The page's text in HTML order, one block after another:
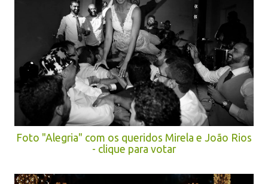
Foto "Alegria" com os queridos Mirela e João Rios
- clique para votar